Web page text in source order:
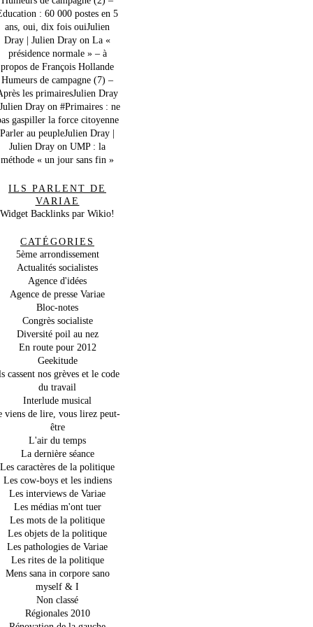
: 60 000 postes en 5
ans, oui, dix fois ouiJulien
Dray | Julien Dray on La «
présidence normale » – à
propos de François Hollande
Humeurs de campagne (7) –
les primairesJulien Dray
Dray on #Primaires : ne
gaspiller la force citoyenne
Parler au peupleJulien Dray |
Julien Dray on UMP : la
méthode « un jour sans fin »
ILS PARLENT DE
VARIAE
Widget Backlinks par Wikio!
CATÉGORIES
5ème arrondissement
Actualités socialistes
Agence d'idées
Agence de presse Variae
Bloc-notes
Congrès socialiste
Diversité poil au nez
En route pour 2012
Geekitude
cassent nos grèves et le code
du travail
Interlude musical
viens de lire, vous lirez peut-
être
L'air du temps
La dernière séance
Les caractères de la politique
Les cow-boys et les indiens
Les interviews de Variae
Les médias m'ont tuer
Les mots de la politique
Les objets de la politique
Les pathologies de Variae
Les rites de la politique
Mens sana in corpore sano
myself & I
Non classé
Régionales 2010